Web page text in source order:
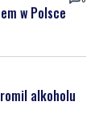
alkoholu